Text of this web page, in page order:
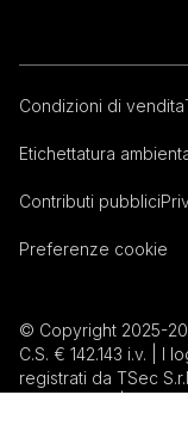
Condizioni di vendita
Etichettatura
Contributi pubblici
Preferenze cookie
© Copyright 2025-
C.S. € 142.143 i.v. | I
registrati da TSec